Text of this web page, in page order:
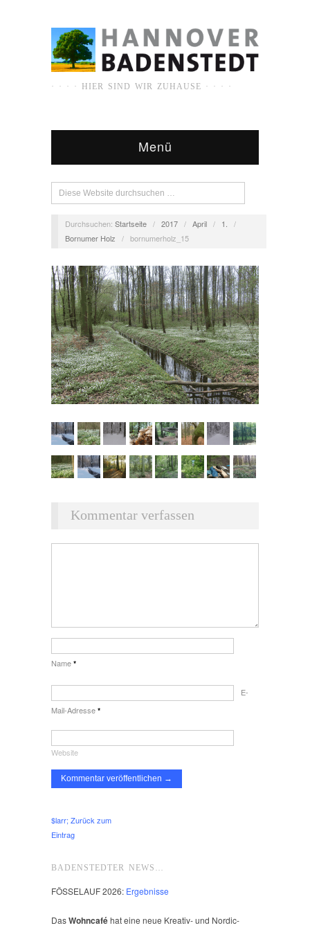
· · · · HIER SIND WIR ZUHAUSE · · · ·
Menü
Durchsuchen: Startseite / 2017 / April / 1.
/
Bornumer Holz
/ bornumerholz_15
Kommentar verfassen
Name *
E-
Mail-Adresse *
Website
$larr; Zurück zum
Eintrag
BADENSTEDTER NEWS…
FÖSSELAUF 2026: Ergebnisse
DasWohncaféhat eine neue Kreativ- und Nordic-